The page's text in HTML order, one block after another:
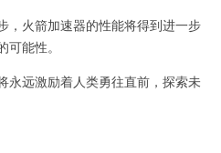
火箭加速器的性能将得到进一步
能性。
远激励着人类勇往直前，探索未